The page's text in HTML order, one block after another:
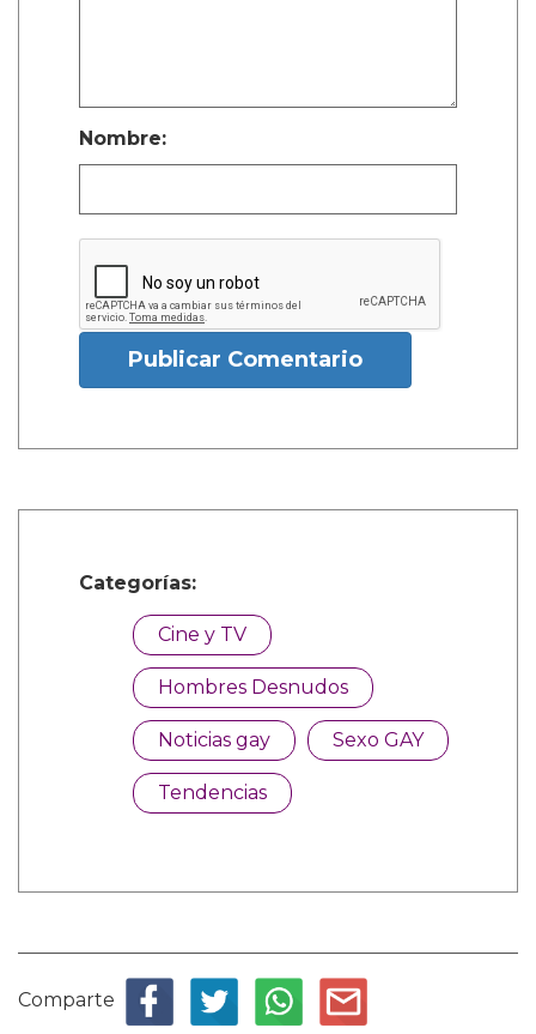
Nombre:
Publicar Comentario
Categorías:
Cine y TV
Hombres Desnudos
Noticias gay Sexo GAY
Tendencias
Comparte